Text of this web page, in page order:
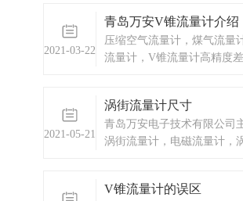
据介质的的形态选择何种传
为液体涡轮流量计，椭圆齿
液体腰轮流量计，电磁流量
2021-03-22
青岛万安V锥流量计介绍
压缩空气流量计，煤气流量
流量计，V锥流量计高精度
心孔突变节流，改为沿管壁
2021-05-21
涡街流量计尺寸
青岛万安电子技术有限公司
涡街流量计，电磁流量计，
等，以及承接电气自动化项
V锥流量计的误区